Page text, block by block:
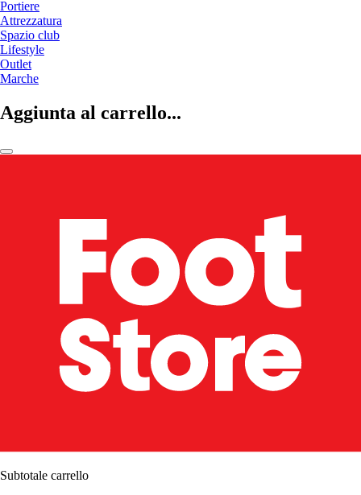
Portiere
Attrezzatura
Spazio club
Lifestyle
Outlet
Marche
Aggiunta al carrello...
Subtotale carrello